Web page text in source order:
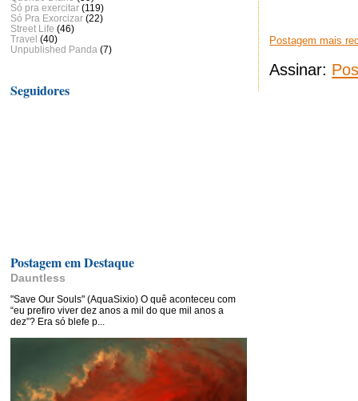
Postagem mais
Assinar:
Só pra exercitar (119)
Só Pra Exorcizar (22)
Street Life (46)
Travel (40)
Unpublished Panda (7)
Seguidores
Postagem em Destaque
Dauntless
"Save Our Souls" (AquaSixio) O quê aconteceu com
“eu prefiro viver dez anos a mil do que mil anos a
dez”? Era só blefe p...